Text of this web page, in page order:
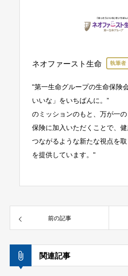
ネオファースト生命 執筆者
"第一生命グループの生命保険
いいな」をいちばんに。”
のミッションのもと、万が一の
保険に加入いただくことで、
つながるような新たな視点を
を提供しています。"
前の記事
関連記事